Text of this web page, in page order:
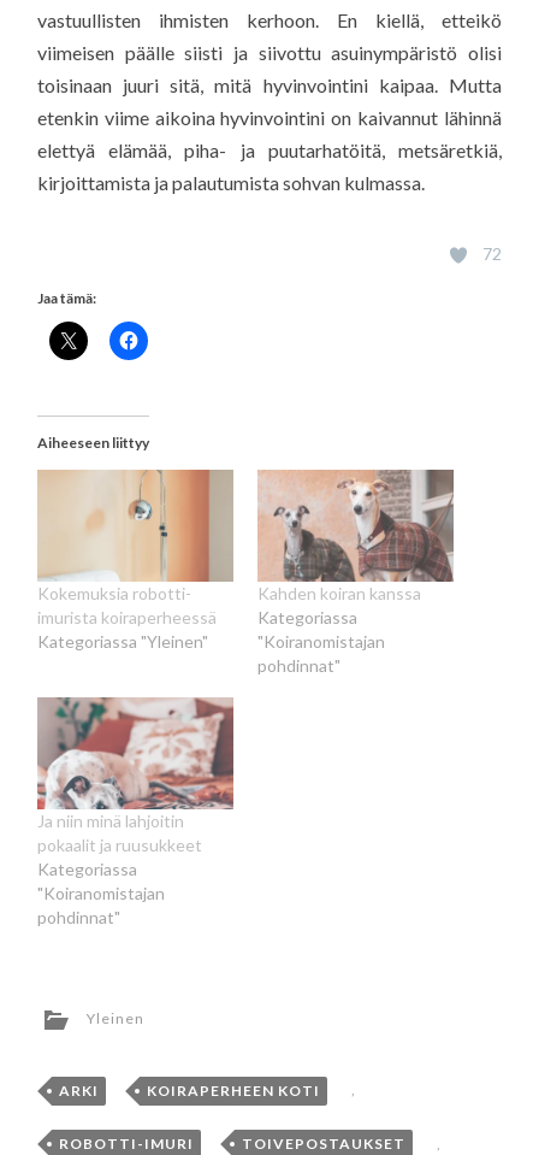
vastuullisten ihmisten kerhoon. En kiellä, etteikö
viimeisen päälle siisti ja siivottu asuinympäristö olisi
toisinaan juuri sitä, mitä hyvinvointini kaipaa. Mutta
etenkin viime aikoina hyvinvointini on kaivannut lähinnä
elettyä elämää, piha- ja puutarhatöitä, metsäretkiä,
kirjoittamista ja palautumista sohvan kulmassa.
72
Jaa tämä:
Aiheeseen liittyy
Kokemuksia robotti-
imurista koiraperheessä
Kategoriassa "Yleinen"
Kahden koiran kanssa
Kategoriassa
"Koiranomistajan
pohdinnat"
Ja niin minä lahjoitin
pokaalit ja ruusukkeet
Kategoriassa
"Koiranomistajan
pohdinnat"
Yleinen
ARKI , KOIRAPERHEEN KOTI ,
ROBOTTI-IMURI , TOIVEPOSTAUKSET ,